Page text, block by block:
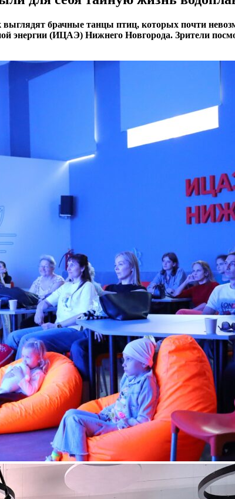
брачные танцы птиц, которых почти
энергии (ИЦАЭ) Нижнего Новгорода. Зрители